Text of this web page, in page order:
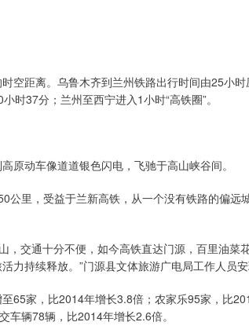
空距离。乌鲁木齐到兰州铁路出行时间由25小
时37分；兰州至西宁进入1小时“高铁圈”。
原动车像道道银色闪电，飞驰于高山峡谷间。
公里，受益于兰新高铁，从一个没有铁路的偏远
，交通十分不便，如今高铁直达门源，百里油菜
力持续释放。”门源县文体旅游广电局工作人员安
65家，比2014年增长3.8倍；农家乐95家，比
车辆78辆，比2014年增长2.6倍。